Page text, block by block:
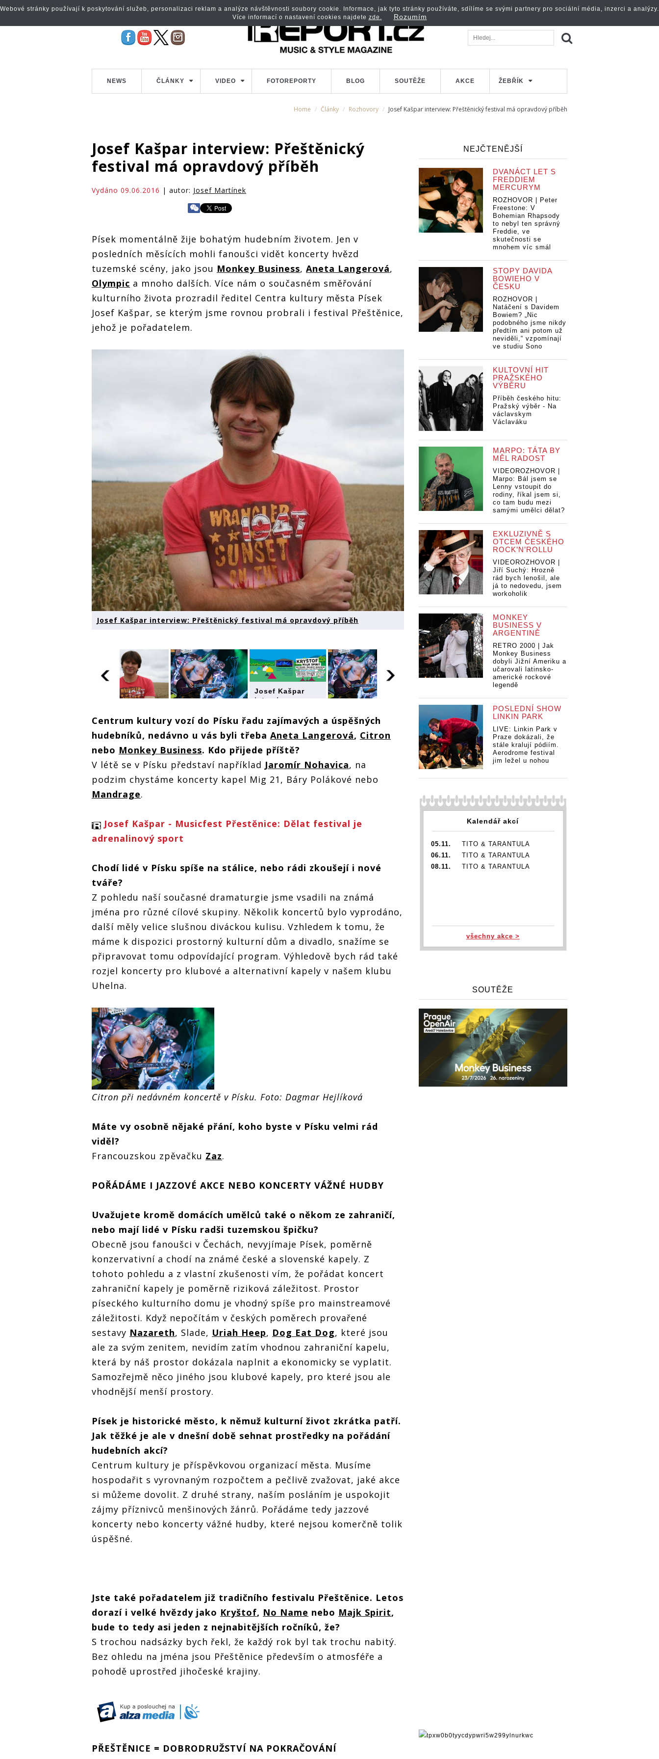
NEWS ČLÁNKY VIDEO FOTOREPORTY BLOG SOUTĚŽE AKCE ŽEBŘÍK
Home Články Rozhovory Josef Kašpar interview: Přeštěnický festival má opravdový příběh
Josef Kašpar interview: Přeštěnický
festival má opravdový příběh
Vydáno 09.06.2016 | autor: Josef Martínek
Písek momentálně žije bohatým hudebním životem. Jen v
posledních měsících mohli fanoušci vidět koncerty hvězd
tuzemské scény, jako jsou Monkey Business, Aneta Langerová,
Olympic a mnoho dalších. Více nám o současném směřování
kulturního života prozradil ředitel Centra kultury města Písek
Josef Kašpar, se kterým jsme rovnou probrali i festival Přeštěnice,
jehož je pořadatelem.
Josef Kašpar interview: Přeštěnický festival má opravdový příběh
Josef Kašpar
interview:
Přeštěnický
festival má
příběh
interview:
festival má
opravdový
příběh
Josef Kašpar
interview:
festival má
opravdový
příběh
interview:
Přeštěnický
festival má
Centrum kultury vozí do Písku řadu zajímavých a úspěšných
hudebníků, nedávno u vás byli třeba Aneta Langerová, Citron
nebo Monkey Business. Kdo přijede příště?
V létě se v Písku představí například Jaromír Nohavica, na
podzim chystáme koncerty kapel Mig 21, Báry Polákové nebo
Mandrage.
Josef Kašpar - Musicfest Přestěnice: Dělat festival je
adrenalinový sport
Chodí lidé v Písku spíše na stálice, nebo rádi zkoušejí i nové
tváře?
Z pohledu naší současné dramaturgie jsme vsadili na známá
jména pro různé cílové skupiny. Několik koncertů bylo vyprodáno,
další měly velice slušnou diváckou kulisu. Vzhledem k tomu, že
máme k dispozici prostorný kulturní dům a divadlo, snažíme se
připravovat tomu odpovídající program. Výhledově bych rád také
rozjel koncerty pro klubové a alternativní kapely v našem klubu
Uhelna.
Citron při nedávném koncertě v Písku. Foto: Dagmar Hejlíková
Máte vy osobně nějaké přání, koho byste v Písku velmi rád
viděl?
Francouzskou zpěvačku Zaz.
POŘÁDÁME I JAZZOVÉ AKCE NEBO KONCERTY VÁŽNÉ HUDBY
Uvažujete kromě domácích umělců také o někom ze zahraničí,
nebo mají lidé v Písku radši tuzemskou špičku?
Obecně jsou fanoušci v Čechách, nevyjímaje Písek, poměrně
konzervativní a chodí na známé české a slovenské kapely. Z
tohoto pohledu a z vlastní zkušenosti vím, že pořádat koncert
zahraniční kapely je poměrně riziková záležitost. Prostor
píseckého kulturního domu je vhodný spíše pro mainstreamové
záležitosti. Když nepočítám v českých poměrech provařené
sestavy Nazareth, Slade, Uriah Heep, Dog Eat Dog, které jsou
ale za svým zenitem, nevidím zatím vhodnou zahraniční kapelu,
která by náš prostor dokázala naplnit a ekonomicky se vyplatit.
Samozřejmě něco jiného jsou klubové kapely, pro které jsou ale
vhodnější menší prostory.
Písek je historické město, k němuž kulturní život zkrátka patří.
Jak těžké je ale v dnešní době sehnat prostředky na pořádání
hudebních akcí?
Centrum kultury je příspěvkovou organizací města. Musíme
hospodařit s vyrovnaným rozpočtem a pečlivě zvažovat, jaké akce
si můžeme dovolit. Z druhé strany, naším posláním je uspokojit
zájmy příznivců menšinových žánrů. Pořádáme tedy jazzové
koncerty nebo koncerty vážné hudby, které nejsou komerčně tolik
úspěšné.
Jste také pořadatelem již tradičního festivalu Přeštěnice. Letos
dorazí i velké hvězdy jako Kryštof, No Name nebo Majk Spirit,
bude to tedy asi jeden z nejnabitějších ročníků, že?
S trochou nadsázky bych řekl, že každý rok byl tak trochu nabitý.
Bez ohledu na jména jsou Přeštěnice především o atmosféře a
pohodě uprostřed jihočeské krajiny.
PŘEŠTĚNICE = DOBRODRUŽSTVÍ NA POKRAČOVÁNÍ
NEJČTENĚJŠÍ
DVANÁCT LET S
FREDDIEM
MERCURYM
ROZHOVOR | Peter
Freestone: V
Bohemian Rhapsody
to nebyl ten správný
Freddie, ve
skutečnosti se
mnohem víc smál
STOPY DAVIDA
BOWIEHO V
ČESKU
ROZHOVOR |
Natáčení s Davidem
Bowiem? „Nic
podobného jsme nikdy
předtím ani potom už
neviděli,“ vzpomínají
ve studiu Sono
KULTOVNÍ HIT
PRAŽSKÉHO
VÝBĚRU
Příběh českého hitu:
Pražský výběr - Na
václavskym
Václaváku
MARPO: TÁTA BY
MĚL RADOST
VIDEOROZHOVOR |
Marpo: Bál jsem se
Lenny vstoupit do
rodiny, říkal jsem si,
co tam budu mezi
samými umělci dělat?
EXKLUZIVNĚ S
OTCEM ČESKÉHO
ROCK’N’ROLLU
VIDEOROZHOVOR |
Jiří Suchý: Hrozně
rád bych lenošil, ale
já to nedovedu, jsem
workoholik
MONKEY
BUSINESS V
ARGENTINĚ
RETRO 2000 | Jak
Monkey Business
dobyli Jižní Ameriku a
učarovali latinsko-
americké rockové
legendě
POSLEDNÍ SHOW
LINKIN PARK
LIVE: Linkin Park v
Praze dokázali, že
stále kralují pódiím.
Aerodrome festival
jim ležel u nohou
Kalendář akcí
05.11.
TITO & TARANTULA
06.11.
TITO & TARANTULA
08.11.
TITO & TARANTULA
všechny akce >
SOUTĚŽE
Webové stránky používají k poskytování služeb, personalizaci reklam a analýze návštěvnosti soubory cookie. Informace, jak tyto stránky používáte, sdílíme se svými partnery pro sociální média, inzerci a analýzy.
Více informací o nastavení cookies najdete zde. Rozumím